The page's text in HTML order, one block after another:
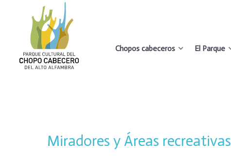
PARQUE CULTURAL DEL
CHOPO CABECERO
DEL ALTO ALFAMBRA
Chopos cabeceros El Parque
Miradores y Áreas recreativas